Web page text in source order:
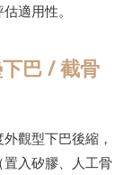
適用性。
巴 / 截骨
觀型下巴後縮，
入矽膠、人工骨